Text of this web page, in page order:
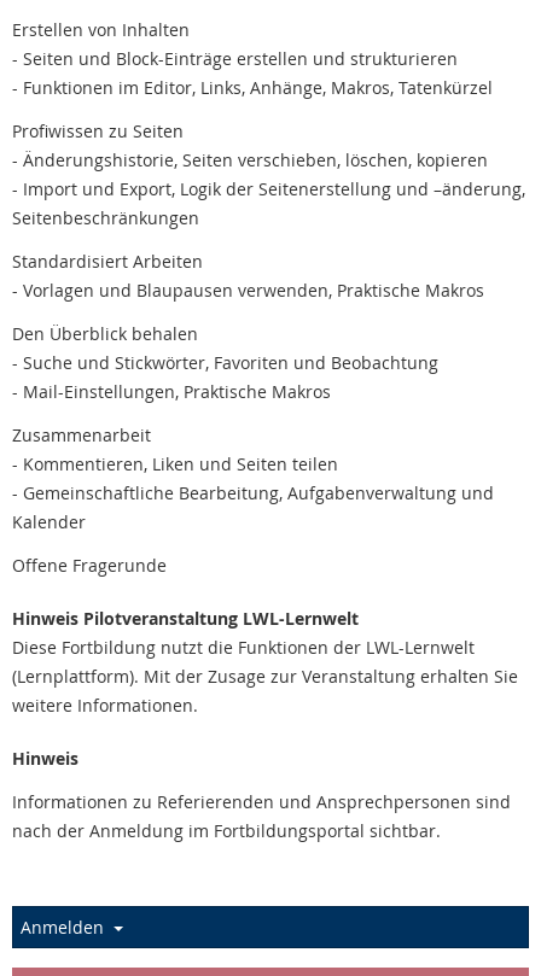
Erstellen von Inhalten
- Seiten und Block-Einträge erstellen und strukturieren
- Funktionen im Editor, Links, Anhänge, Makros, Tatenkürzel
Profiwissen zu Seiten
- Änderungshistorie, Seiten verschieben, löschen, kopieren
- Import und Export, Logik der Seitenerstellung und –änderung,
Seitenbeschränkungen
Standardisiert Arbeiten
- Vorlagen und Blaupausen verwenden, Praktische Makros
Den Überblick behalen
- Suche und Stickwörter, Favoriten und Beobachtung
- Mail-Einstellungen, Praktische Makros
Zusammenarbeit
- Kommentieren, Liken und Seiten teilen
- Gemeinschaftliche Bearbeitung, Aufgabenverwaltung und
Kalender
Offene Fragerunde
Hinweis Pilotveranstaltung LWL-Lernwelt
Diese Fortbildung nutzt die Funktionen der LWL-Lernwelt
(Lernplattform). Mit der Zusage zur Veranstaltung erhalten Sie
weitere Informationen.
Hinweis
Informationen zu Referierenden und Ansprechpersonen sind
nach der Anmeldung im Fortbildungsportal sichtbar.
Anmelden